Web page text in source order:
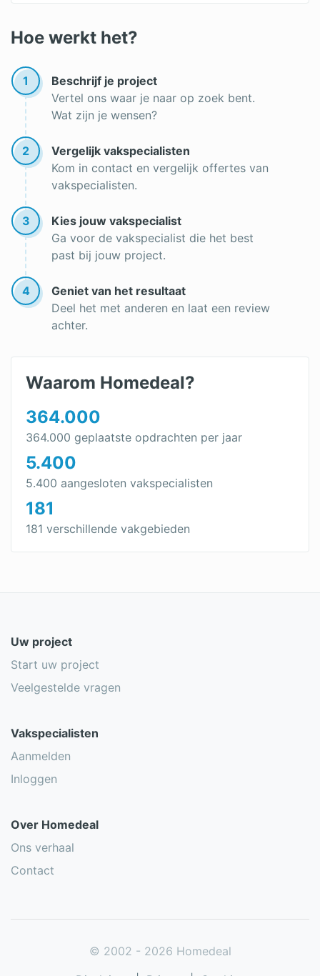
Hoe werkt het?
1
Beschrijf je project
Vertel ons waar je naar op zoek bent.
Wat zijn je wensen?
2
Vergelijk vakspecialisten
Kom in contact en vergelijk offertes van
vakspecialisten.
3
Kies jouw vakspecialist
Ga voor de vakspecialist die het best
past bij jouw project.
4
Geniet van het resultaat
Deel het met anderen en laat een review
achter.
Waarom Homedeal?
364.000
364.000 geplaatste opdrachten per jaar
5.400
5.400 aangesloten vakspecialisten
181
181 verschillende vakgebieden
Uw project
Start uw project
Veelgestelde vragen
Vakspecialisten
Aanmelden
Inloggen
Over Homedeal
Ons verhaal
Contact
© 2002 - 2026 Homedeal